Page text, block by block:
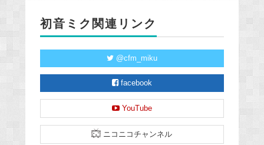
初音ミク関連リンク
@cfm_miku
facebook
YouTube
ニコニコチャンネル